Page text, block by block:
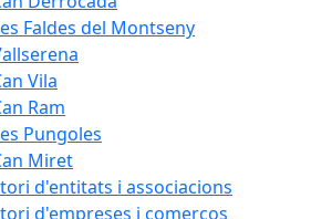
Faldes del Montseny
Vila
Ram
Pungoles
Miret
d'entitats i associacions
d'empreses i comerços